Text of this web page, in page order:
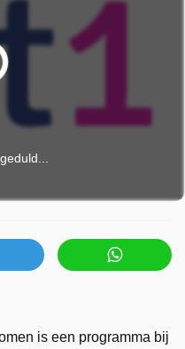
is een programma bij